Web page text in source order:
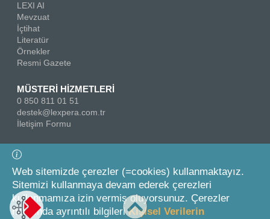
LEXI AI
Mevzuat
İçtihat
Literatür
Örnekler
Resmi Gazete
MÜSTERİ HİZMETLERİ
0 850 811 01 51
destek@lexpera.com.tr
İletişim Formu
Bizi Takip Edin
Web sitemizde çerezler (=cookies) kullanmaktayız.
Sitemizi kullanmaya devam ederek çerezleri
kullanmamıza izin vermiş oluyorsunuz. Çerezler
hakkında ayrıntılı bilgileriKişisel Verilerin